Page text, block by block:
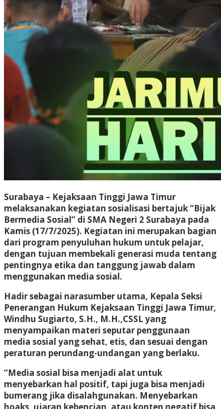
Surabaya – Kejaksaan Tinggi Jawa Timur
melaksanakan kegiatan sosialisasi bertajuk “Bijak
Bermedia Sosial” di SMA Negeri 2 Surabaya pada
Kamis (17/7/2025). Kegiatan ini merupakan bagian
dari program penyuluhan hukum untuk pelajar,
dengan tujuan membekali generasi muda tentang
pentingnya etika dan tanggung jawab dalam
menggunakan media sosial.
Hadir sebagai narasumber utama, Kepala Seksi
Penerangan Hukum Kejaksaan Tinggi Jawa Timur,
Windhu Sugiarto, S.H., M.H.,CSSL yang
menyampaikan materi seputar penggunaan
media sosial yang sehat, etis, dan sesuai dengan
peraturan perundang-undangan yang berlaku.
“Media sosial bisa menjadi alat untuk
menyebarkan hal positif, tapi juga bisa menjadi
bumerang jika disalahgunakan. Menyebarkan
hoaks, ujaran kebencian, atau konten negatif bisa